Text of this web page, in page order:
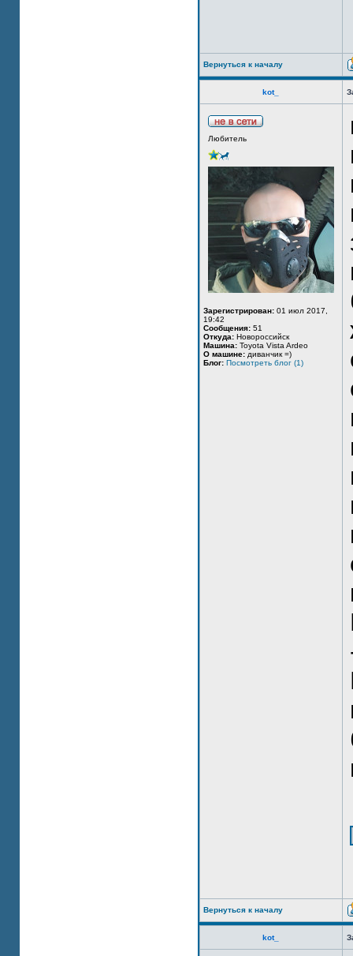
Вернуться к началу
kot_
Любитель
Зарегистрирован: 01 июл 2017,
19:42
Сообщения: 51
Откуда: Новороссийск
Машина: Toyota Vista Ardeo
О машине: диванчик =)
Блог: Посмотреть блог (1)
Вернуться к началу
kot_